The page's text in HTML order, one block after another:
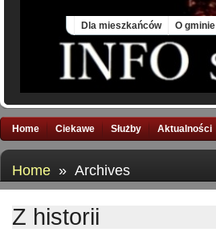
Dla mieszkańców O gminie
Home Ciekawe Służby Aktualności
Home » Archives
Z historii